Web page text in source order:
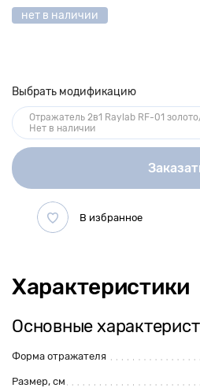
нет в наличии
Выбрать модификацию
Отражатель 2в1 Raylab RF-01
Нет в наличии
Характеристики
Основные
Форма отражателя
Размер, см